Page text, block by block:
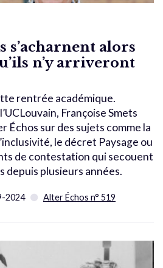
s’acharnent alors
n’y arriveront
rentrée académique.
Françoise Smets
Échos sur des sujets comme la
le décret Paysage ou
de contestation qui secouent
depuis plusieurs années.
2024 Alter Échos n° 519